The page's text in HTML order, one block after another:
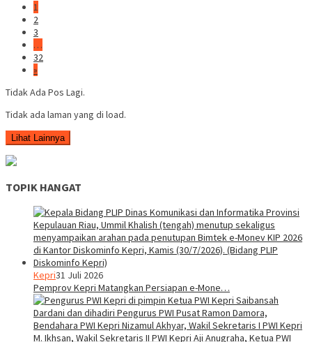
1
2
3
…
32
»
Tidak Ada Pos Lagi.
Tidak ada laman yang di load.
Lihat Lainnya
TOPIK HANGAT
Kepri31 Juli 2026
Pemprov Kepri Matangkan Persiapan e-Mone…